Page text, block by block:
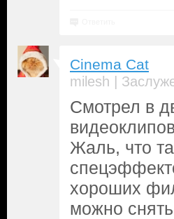
Cinema Cat
milesh |
Смотрел в
Жаль, что
хороших
можно